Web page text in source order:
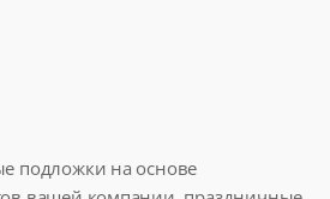
подложки на основе